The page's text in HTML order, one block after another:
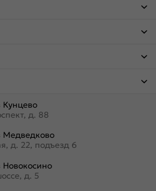
д. 88
д. 22, подъезд 6
д. 5